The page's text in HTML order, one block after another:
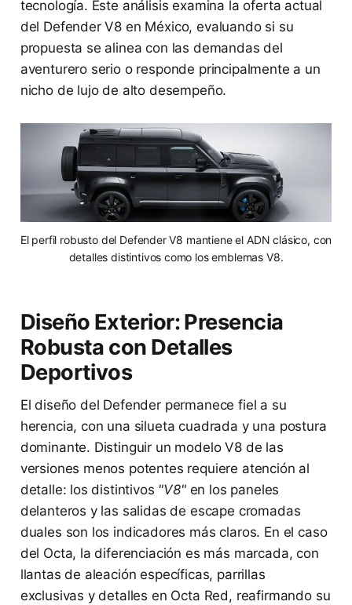
tecnología. Este análisis examina la oferta actual
del Defender V8 en México, evaluando si su
propuesta se alinea con las demandas del
aventurero serio o responde principalmente a un
nicho de lujo de alto desempeño.
El perfil robusto del Defender V8 mantiene el ADN clásico, con
detalles distintivos como los emblemas V8.
Diseño Exterior: Presencia
Robusta con Detalles
Deportivos
El diseño del Defender permanece fiel a su
herencia, con una silueta cuadrada y una postura
dominante. Distinguir un modelo V8 de las
versiones menos potentes requiere atención al
detalle: los distintivos "V8"en los paneles
delanteros y las salidas de escape cromadas
duales son los indicadores más claros. En el caso
del Octa, la diferenciación es más marcada, con
llantas de aleación específicas, parrillas
exclusivas y detalles en Octa Red, reafirmando su